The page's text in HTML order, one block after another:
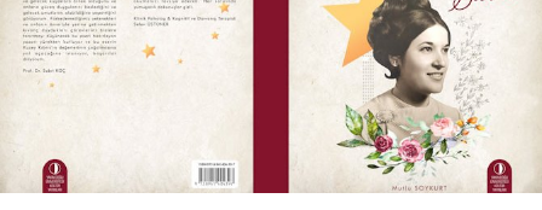
O zaman belki biraz, insafa gelirsiniz
Onlar ekmek bulmazken, siz pasta yemezsiniz
Maşa olup tutulduk, kullanıldık bir çoğu
Sizler bir balı yalarken yakıldı Orta Doğu
Sıra bizlere geldi sahip çık vatanına